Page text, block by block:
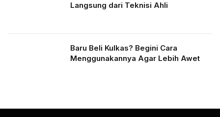
Langsung dari Teknisi Ahli
Baru Beli Kulkas? Begini Cara
Menggunakannya Agar Lebih Awet